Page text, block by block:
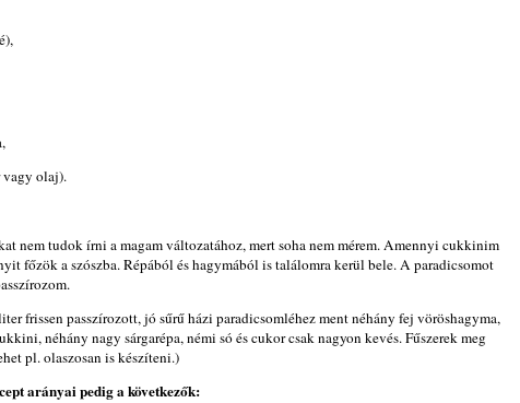
vagy olaj).
nem tudok írni a magam változatához, mert soha nem mérem. Amennyi cukkinim
főzök a szószba. Répából és hagymából is találomra kerül bele. A paradicsomot
frissen passzírozott, jó sűrű házi paradicsomléhez ment néhány fej vöröshagyma,
néhány nagy sárgarépa, némi só és cukor csak nagyon kevés. Fűszerek meg
pl. olaszosan is készíteni.)
arányai pedig a következők: